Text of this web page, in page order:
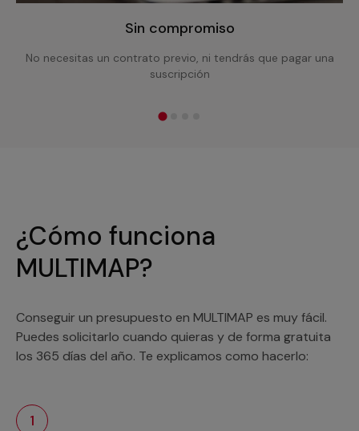
Sin compromiso
No necesitas un contrato previo, ni tendrás que pagar una
suscripción
¿Cómo funciona
MULTIMAP?
Conseguir un presupuesto en MULTIMAP es muy fácil.
Puedes solicitarlo cuando quieras y de forma gratuita
los 365 días del año. Te explicamos como hacerlo:
1